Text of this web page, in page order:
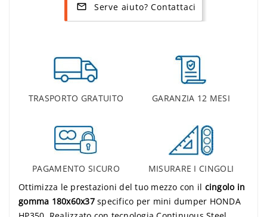
mail_outline Serve aiuto? Contattaci
TRASPORTO GRATUITO GARANZIA 12 MESI
PAGAMENTO SICURO
MISURARE I CINGOLI
Ottimizza le prestazioni del tuo mezzo con il cingolo in
gomma 180x60x37specifico per mini dumper HONDA